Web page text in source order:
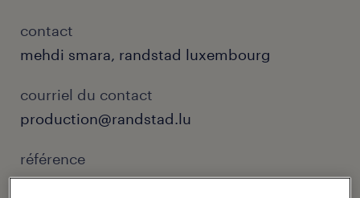
contact
mehdi smara, randstad luxembourg
courriel du contact
production@randstad.lu
référence
23673